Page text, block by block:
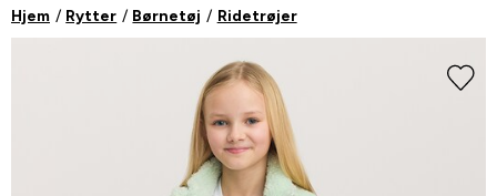
Hjem Rytter Børnetøj Ridetrøjer